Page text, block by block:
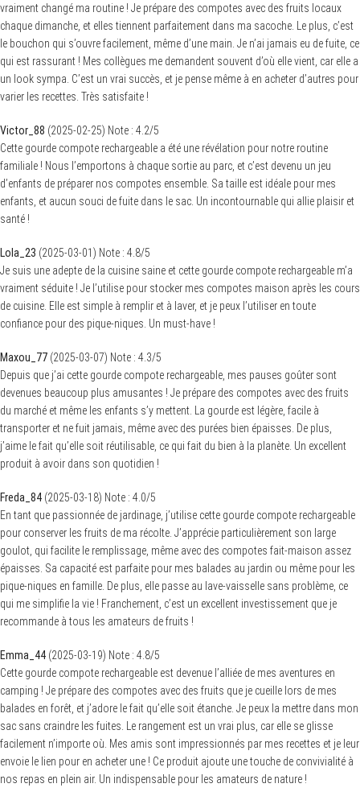
vraiment changé ma routine ! Je prépare des compotes avec des fruits locaux
chaque dimanche, et elles tiennent parfaitement dans ma sacoche. Le plus, c’est
le bouchon qui s’ouvre facilement, même d’une main. Je n’ai jamais eu de fuite, ce
qui est rassurant ! Mes collègues me demandent souvent d’où elle vient, car elle a
un look sympa. C’est un vrai succès, et je pense même à en acheter d’autres pour
varier les recettes. Très satisfaite !
Victor_88 (2025-02-25) Note : 4.2/5
Cette gourde compote rechargeable a été une révélation pour notre routine
familiale ! Nous l’emportons à chaque sortie au parc, et c’est devenu un jeu
d’enfants de préparer nos compotes ensemble. Sa taille est idéale pour mes
enfants, et aucun souci de fuite dans le sac. Un incontournable qui allie plaisir et
santé !
Lola_23 (2025-03-01) Note : 4.8/5
Je suis une adepte de la cuisine saine et cette gourde compote rechargeable m’a
vraiment séduite ! Je l’utilise pour stocker mes compotes maison après les cours
de cuisine. Elle est simple à remplir et à laver, et je peux l’utiliser en toute
confiance pour des pique-niques. Un must-have !
Maxou_77 (2025-03-07) Note : 4.3/5
Depuis que j’ai cette gourde compote rechargeable, mes pauses goûter sont
devenues beaucoup plus amusantes ! Je prépare des compotes avec des fruits
du marché et même les enfants s’y mettent. La gourde est légère, facile à
transporter et ne fuit jamais, même avec des purées bien épaisses. De plus,
j’aime le fait qu’elle soit réutilisable, ce qui fait du bien à la planète. Un excellent
produit à avoir dans son quotidien !
Freda_84 (2025-03-18) Note : 4.0/5
En tant que passionnée de jardinage, j’utilise cette gourde compote rechargeable
pour conserver les fruits de ma récolte. J’apprécie particulièrement son large
goulot, qui facilite le remplissage, même avec des compotes fait-maison assez
épaisses. Sa capacité est parfaite pour mes balades au jardin ou même pour les
pique-niques en famille. De plus, elle passe au lave-vaisselle sans problème, ce
qui me simplifie la vie ! Franchement, c’est un excellent investissement que je
recommande à tous les amateurs de fruits !
Emma_44 (2025-03-19) Note : 4.8/5
Cette gourde compote rechargeable est devenue l’alliée de mes aventures en
camping ! Je prépare des compotes avec des fruits que je cueille lors de mes
balades en forêt, et j’adore le fait qu’elle soit étanche. Je peux la mettre dans mon
sac sans craindre les fuites. Le rangement est un vrai plus, car elle se glisse
facilement n’importe où. Mes amis sont impressionnés par mes recettes et je leur
envoie le lien pour en acheter une ! Ce produit ajoute une touche de convivialité à
nos repas en plein air. Un indispensable pour les amateurs de nature !